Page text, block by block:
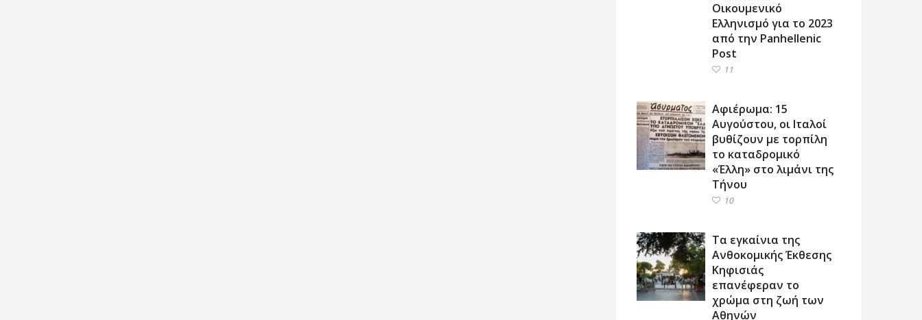
Οικουμενικό
Ελληνισμό για το 2023
από την Panhellenic
Post
11
Αφιέρωμα: 15
Αυγούστου, οι Ιταλοί
βυθίζουν με τορπίλη
το καταδρομικό
«Έλλη» στο λιμάνι της
Τήνου
10
Τα εγκαίνια της
Ανθοκομικής Έκθεσης
Κηφισιάς
επανέφεραν το
χρώμα στη ζωή των
Αθηνών